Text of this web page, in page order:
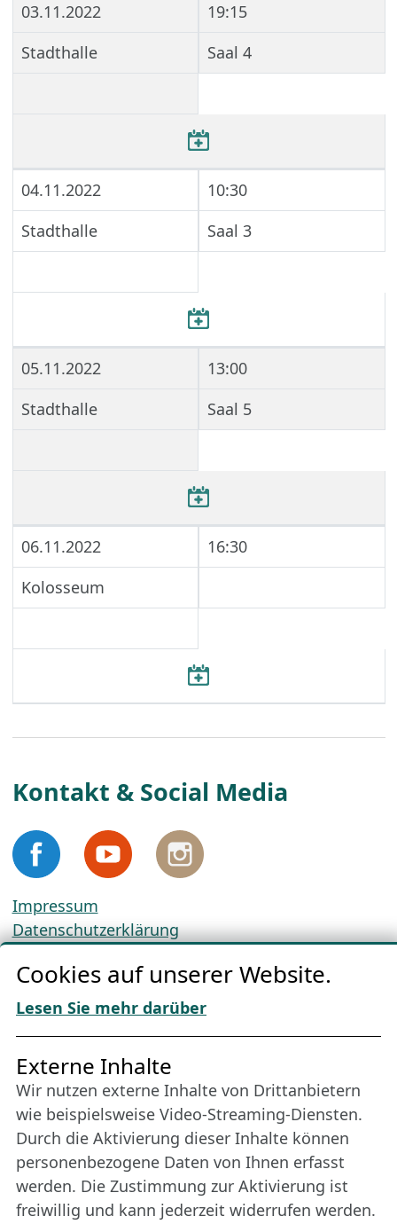
03.11.2022
19:15
Stadthalle
Saal 4
04.11.2022
10:30
Stadthalle
Saal 3
05.11.2022
13:00
Stadthalle
Saal 5
06.11.2022
16:30
Kolosseum
Kontakt & Social Media
Impressum
Datenschutzerklärung
AGBs
Download „Nordic Tango“
Freundes­kreis
Bleiben Sie uns das ganze Jahr über verbunden:
Werden Sie Freund der Nordischen Filmtage
Lübeck.
Mehr erfahren
Cookies auf unserer Website.
Lesen Sie mehr darüber
Externe Inhalte
Wir nutzen externe Inhalte von Drittanbietern
wie beispielsweise Video-Streaming-Diensten.
Durch die Aktivierung dieser Inhalte können
personenbezogene Daten von Ihnen erfasst
werden. Die Zustimmung zur Aktivierung ist
freiwillig und kann jederzeit widerrufen werden.